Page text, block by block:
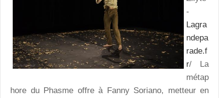
-
Lagra
ndepa
rade.f
r/ La
métap
hore du Phasme offre à Fanny Soriano, metteur en